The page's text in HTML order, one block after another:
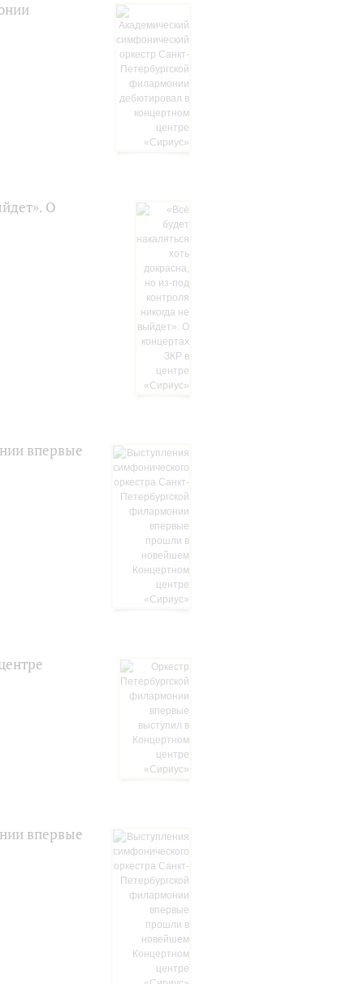
О
впервые
впервые